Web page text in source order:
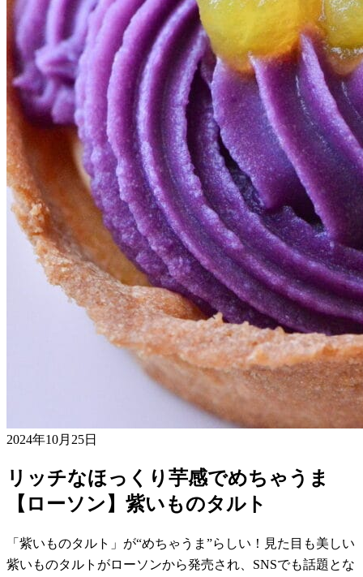
2024年10月25日
リッチなほっくり芋感でめちゃうま
【ローソン】紫いものタルト
「紫いものタルト」が“めちゃうま”らしい！見た目も美しい
紫いものタルトがローソンから発売され、SNSでも話題とな